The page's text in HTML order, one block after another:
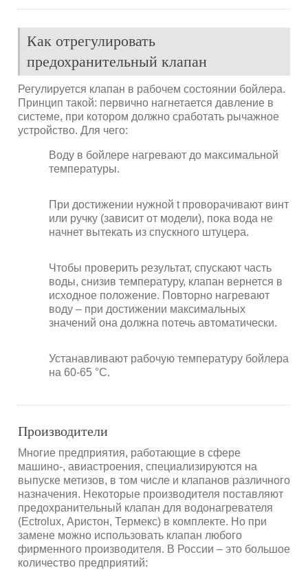
Как отрегулировать
предохранительный клапан
Регулируется клапан в рабочем состоянии бойлера.
Принцип такой: первично нагнетается давление в
системе, при котором должно сработать рычажное
устройство. Для чего:
Воду в бойлере нагревают до максимальной
температуры.
При достижении нужной t проворачивают винт
или ручку (зависит от модели), пока вода не
начнет вытекать из спускного штуцера.
Чтобы проверить результат, спускают часть
воды, снизив температуру, клапан вернется в
исходное положение. Повторно нагревают
воду – при достижении максимальных
значений она должна потечь автоматически.
Устанавливают рабочую температуру бойлера
на 60-65 °С.
Производители
Многие предприятия, работающие в сфере
машино-, авиастроения, специализируются на
выпуске метизов, в том числе и клапанов различного
назначения. Некоторые производителя поставляют
предохранительный клапан для водонагревателя
(Еctrolux, Аристон, Термекс) в комплекте. Но при
замене можно использовать клапан любого
фирменного производителя. В России – это большое
количество предприятий: